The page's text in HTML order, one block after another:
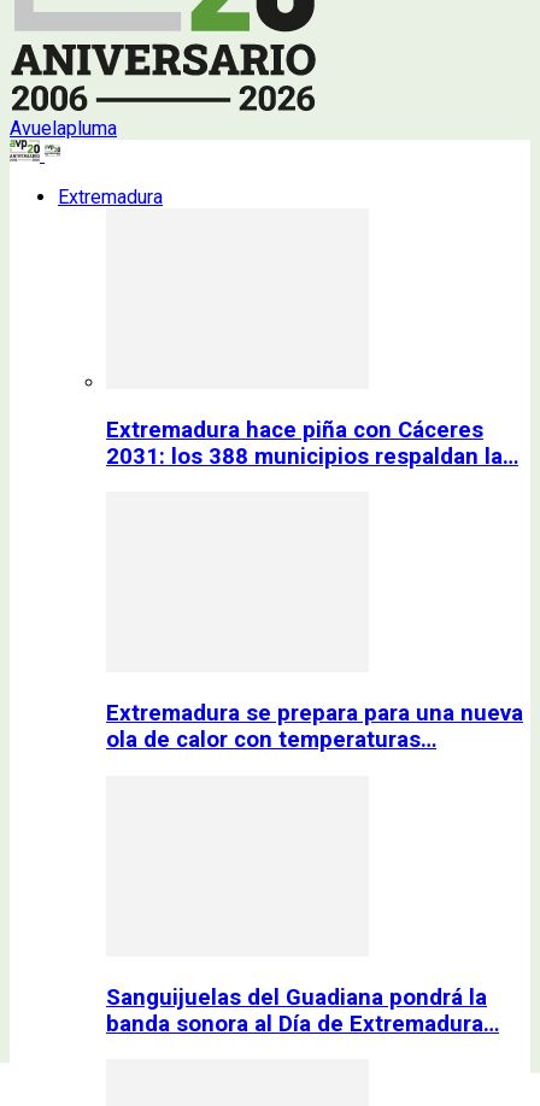
Avuelapluma
Extremadura
Extremadura hace piña con Cáceres
2031: los 388 municipios respaldan la…
Extremadura se prepara para una nueva
ola de calor con temperaturas…
Sanguijuelas del Guadiana pondrá la
banda sonora al Día de Extremadura…